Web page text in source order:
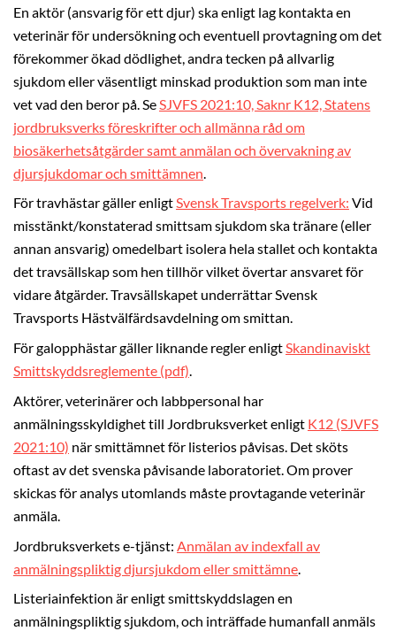
En aktör (ansvarig för ett djur) ska enligt lag kontakta en
veterinär för undersökning och eventuell provtagning om det
förekommer ökad dödlighet, andra tecken på allvarlig
sjukdom eller väsentligt minskad produktion som man inte
vet vad den beror på. Se SJVFS 2021:10, Saknr K12, Statens
jordbruksverks föreskrifter och allmänna råd om
biosäkerhetsåtgärder samt anmälan och övervakning av
djursjukdomar och smittämnen
För travhästar gäller enligtSvensk Travsports regelverk: Vid
misstänkt/konstaterad smittsam sjukdom ska tränare (eller
annan ansvarig) omedelbart isolera hela stallet och kontakta
det travsällskap som hen tillhör vilket övertar ansvaret för
vidare åtgärder. Travsällskapet underrättar Svensk
Travsports Hästvälfärdsavdelning om smittan.
För galopphästar gäller liknande regler enligtSkandinaviskt
Smittskyddsreglemente (pdf).
Aktörer, veterinärer och labbpersonal har
anmälningsskyldighet till Jordbruksverket enligt K12 (SJVFS
2021:10) när smittämnet för listerios påvisas. Det sköts
oftast av det svenska påvisande laboratoriet. Om prover
skickas för analys utomlands måste provtagande veterinär
anmäla.
Jordbruksverkets e-tjänst: Anmälan av indexfall av
anmälningspliktig djursjukdom eller smittämne.
Listeriainfektion är enligt smittskyddslagen en
anmälningspliktig sjukdom, och inträffade humanfall anmäls